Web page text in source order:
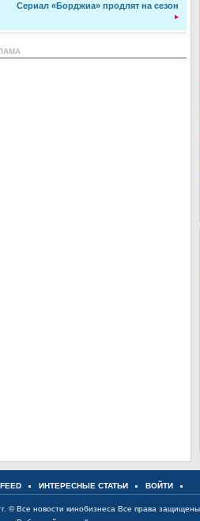
Сериал «Борджиа» продлят на сезон
ИНТЕРЕСНЫЕ СТАТЬИ ВОЙТИ
©Все новости кинобизнеса Все права защищены